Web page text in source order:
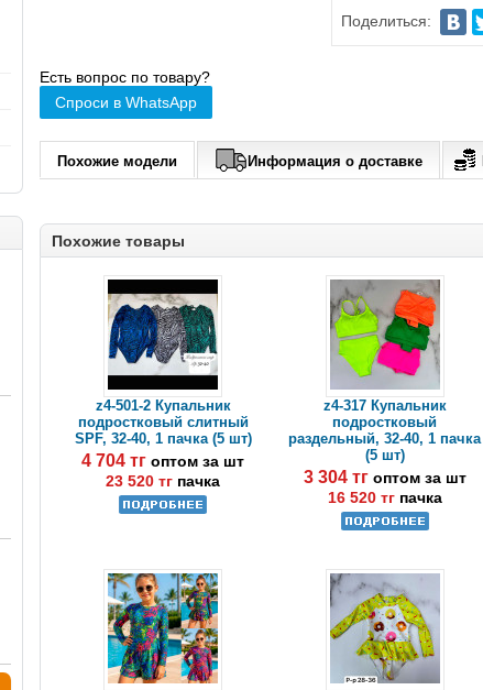
Поделиться:
Есть вопрос по товару?
Спроси в WhatsApp
Похожие модели Информация о доставке
Похожие товары
z4-501-2 Купальник
подростковый слитный
SPF, 32-40, 1 пачка (5 шт)
4 704 тгоптом за шт
23 520 тг пачка
z4-317 Купальник
подростковый
раздельный, 32-40, 1 пачка
(5 шт)
3 304 тг оптом за шт
16 520 тг пачка